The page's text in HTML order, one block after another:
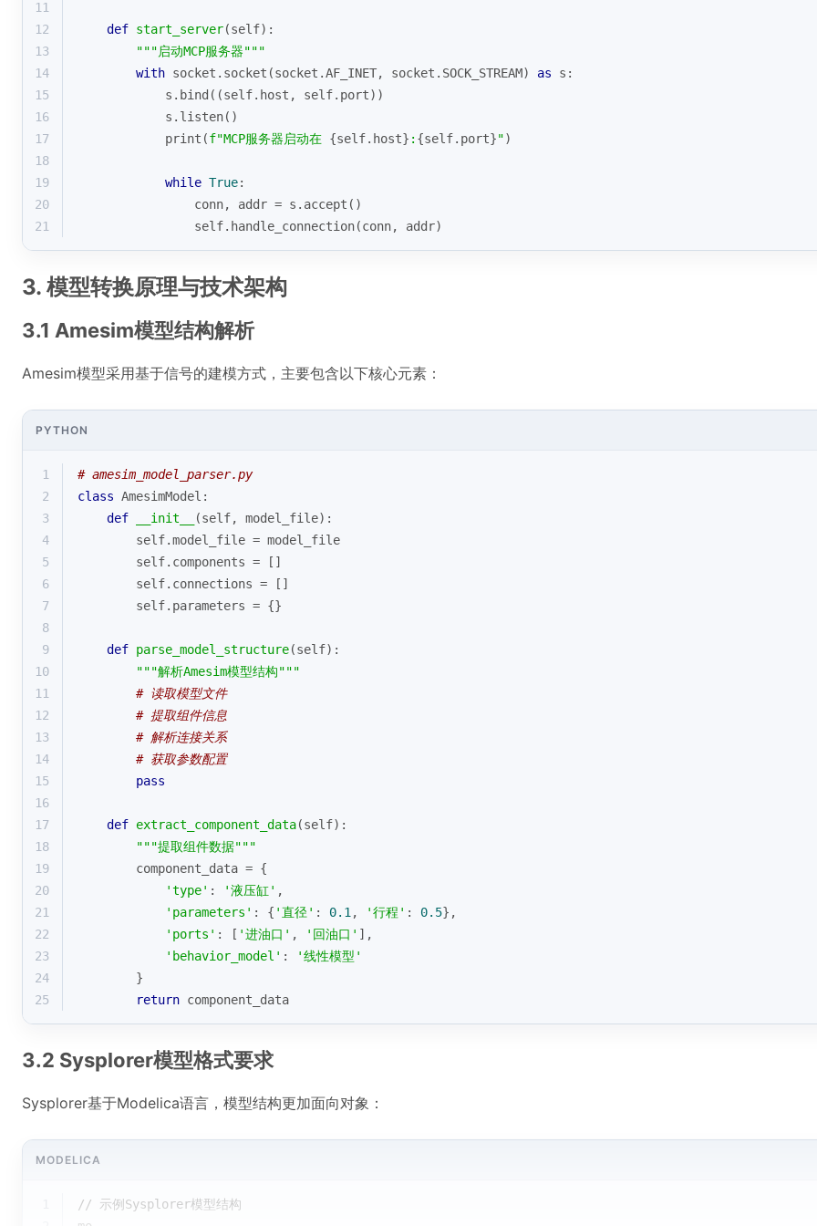
11
12
def start_server(self):
13
"""启动MCP服务器"""
14
with socket.socket(socket.AF_INET, socket.SOCK_STREAM) as s:
15
            s.bind((self.host, self.port))
16
            s.listen()
17
print (f"MCP服务器启动在 {self.host} : {self.port}")
18
19
while True:
20
                conn, addr = s.accept()
21
                self.handle_connection(conn, addr)
3. 模型转换原理与技术架构
3.1 Amesim模型结构解析
Amesim模型采用基于信号的建模方式，主要包含以下核心元素：
PYTHON
1
# amesim_model_parser.py
2
class AmesimModel :
3
def __init__ (self, model_file):
4
        self.model_file = model_file
5
        self.components = []
6
        self.connections = []
7
        self.parameters = {}
8
9
def parse_model_structure(self):
10
"""解析Amesim模型结构"""
11
# 读取模型文件
12
# 提取组件信息
13
# 解析连接关系
14
# 获取参数配置
15
pass
16
17
def extract_component_data(self):
18
"""提取组件数据"""
19
        component_data = {
20
'type' : '液压缸' ,
21
'parameters' : { '直径' : 0.1 , '行程' : 0.5},
22
'ports' : [ '进油口' , '回油口' ],
23
'behavior_model' :
'线性模型'
24
        }
25
return component_data
3.2 Sysplorer模型格式要求
Sysplorer基于Modelica语言，模型结构更加面向对象：
MODELICA
// 示例Sysplorer模型结构